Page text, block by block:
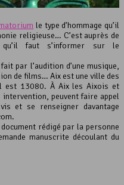
le type d’hommage qu’il
religieuse… C’est auprès de
qu’il faut s’informer sur le
par l’audition d’une musique,
de films… Aix est une ville des
est 13080. À Aix les Aixois et
peuvent faire appel
et se renseigner davantage
rédigé par la personne
manuscrite découlant du